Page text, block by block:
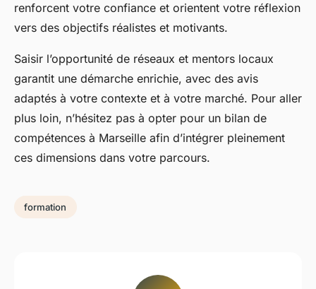
renforcent votre confiance et orientent votre réflexion
vers des objectifs réalistes et motivants.
Saisir l’opportunité de réseaux et mentors locaux
garantit une démarche enrichie, avec des avis
adaptés à votre contexte et à votre marché. Pour aller
plus loin, n’hésitez pas à opter pour un bilan de
compétences à Marseille afin d’intégrer pleinement
ces dimensions dans votre parcours.
formation